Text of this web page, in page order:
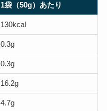
1袋（50g）あたり
130kcal
0.3g
0.3g
16.2g
4.7g